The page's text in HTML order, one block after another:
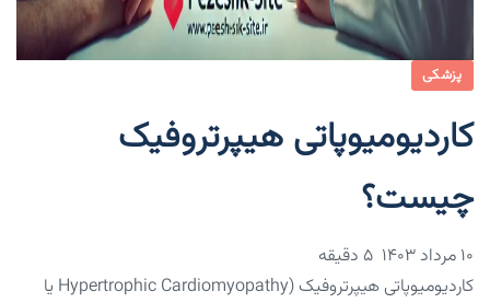
پزشکی
کاردیومیوپاتی هیپرتروفیک
چیست؟
۱۰ مرداد ۱۴۰۳
کاردیومیوپاتی هیپرتروفیک (Hypertrophic Cardiomyopathy یا